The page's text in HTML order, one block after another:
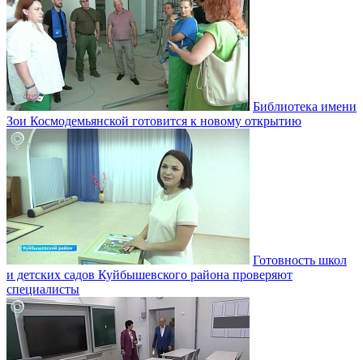
Библиотека имени
Зои Космодемьянской готовится к новому открытию
Готовность школ
и детских садов Куйбышевского района проверяют
специалисты